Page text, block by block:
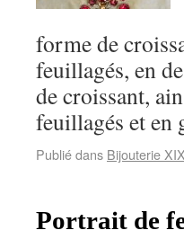
forme de
feuillagés, en
de croissant,
feuillagés et
Publié dans Bijouterie
Portrait de